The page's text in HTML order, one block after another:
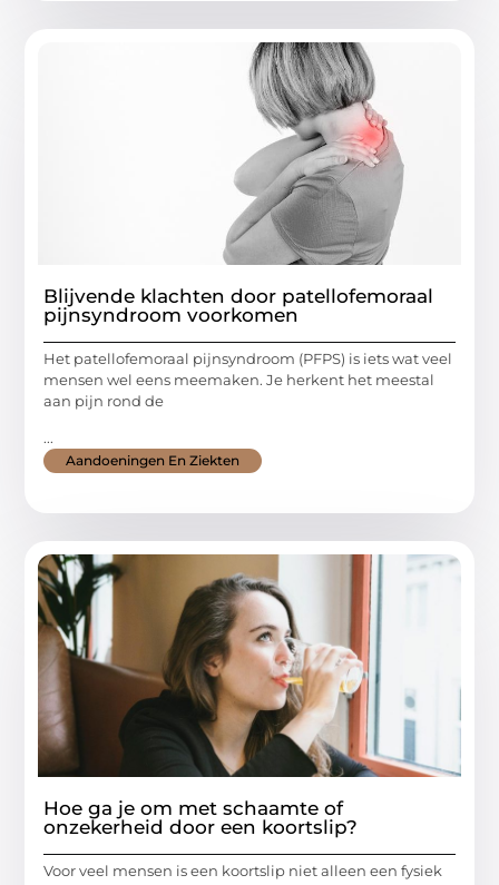
Blijvende klachten door patellofemoraal
pijnsyndroom voorkomen
Het patellofemoraal pijnsyndroom (PFPS) is iets wat veel
mensen wel eens meemaken. Je herkent het meestal
aan pijn rond de
...
Aandoeningen En Ziekten
Hoe ga je om met schaamte of
onzekerheid door een koortslip?
Voor veel mensen is een koortslip niet alleen een fysiek